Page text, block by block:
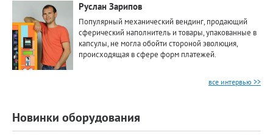
Руслан Зарипов
Популярный механический вендинг, продающий
сферический наполнитель и товары, упакованные в
капсулы, не могла обойти стороной эволюция,
происходящая в сфере форм платежей.
все интервью >>
Новинки оборудования